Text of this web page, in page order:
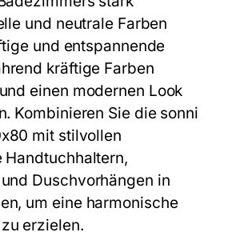
und neutrale Farben
und entspannende
kräftige Farben
einen modernen Look
Kombinieren Sie die sonni
mit stilvollen
Duschvorhängen in
um eine harmonische
erzielen.